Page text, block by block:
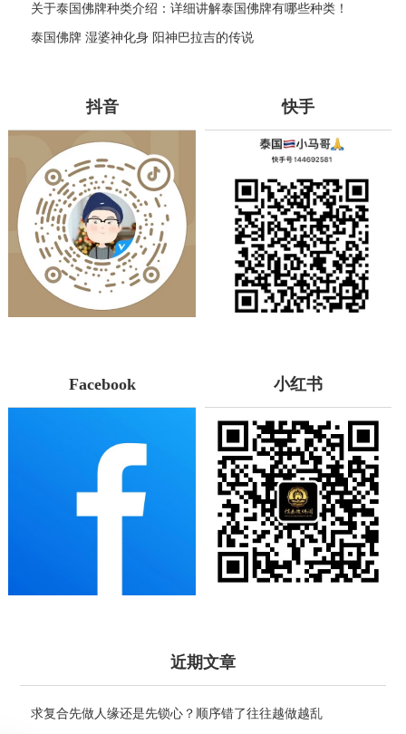
关于泰国佛牌种类介绍：详细讲解泰国佛牌有哪些种类！
泰国佛牌 湿婆神化身 阳神巴拉吉的传说
抖音 快手
Facebook 小红书
近期文章
求复合先做人缘还是先锁心？顺序错了往往越做越乱